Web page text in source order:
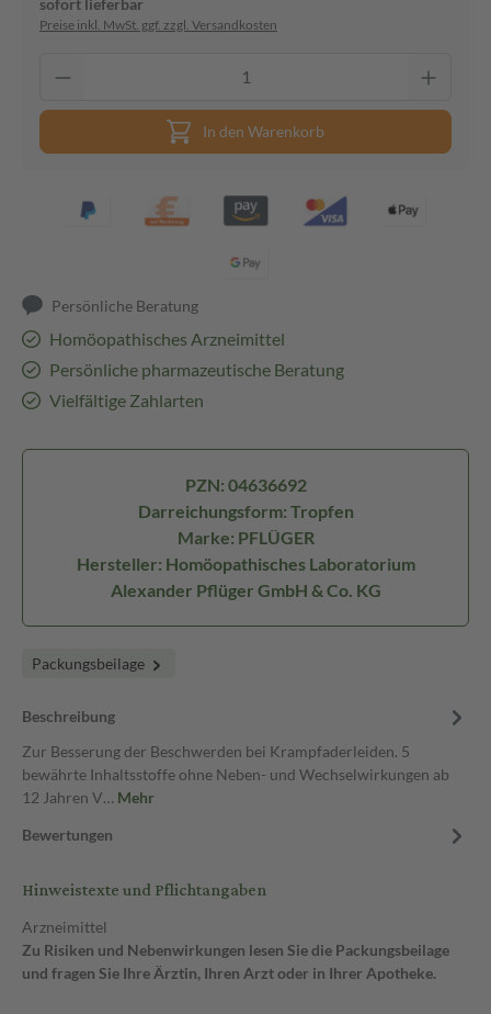
sofort lieferbar
Preise inkl. MwSt. ggf. zzgl. Versandkosten
In den Warenkorb
Persönliche Beratung
Homöopathisches Arzneimittel
Persönliche pharmazeutische Beratung
Vielfältige Zahlarten
PZN: 04636692
Darreichungsform: Tropfen
Marke: PFLÜGER
Hersteller: Homöopathisches Laboratorium
Alexander Pflüger GmbH & Co. KG
Packungsbeilage
Beschreibung
Zur Besserung der Beschwerden bei Krampfaderleiden. 5
bewährte Inhaltsstoffe ohne Neben- und Wechselwirkungen ab
12 Jahren V… Mehr
Bewertungen
Hinweistexte und Pflichtangaben
Arzneimittel
Zu Risiken und Nebenwirkungen lesen Sie die Packungsbeilage
und fragen Sie Ihre Ärztin, Ihren Arzt oder in Ihrer Apotheke.